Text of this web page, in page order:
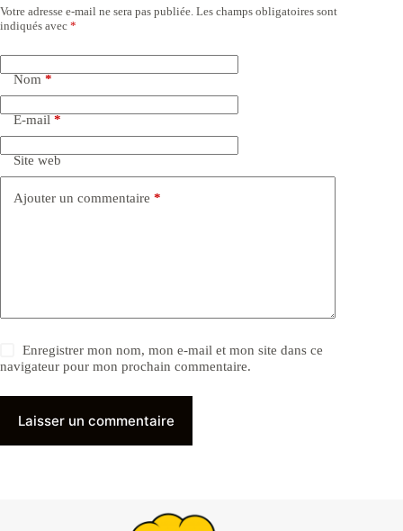
Votre adresse e-mail ne sera pas publiée. Les champs obligatoires sont
indiqués avec *
Nom *
E-mail *
Site web
Ajouter un commentaire *
Enregistrer mon nom, mon e-mail et mon site dans ce
navigateur pour mon prochain commentaire.
Laisser un commentaire